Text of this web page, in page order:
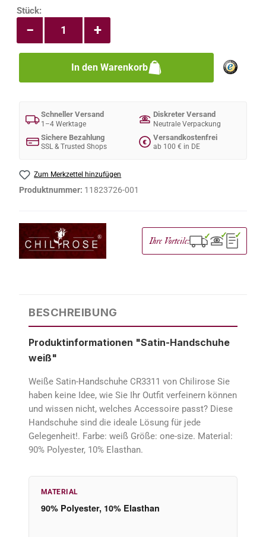
Produkt Anzahl: Gib den gewünschten
Stück:
+
−
In den Warenkorb
Schneller Versand
1–4 Werktage
Diskreter Versand
Neutrale Verpackung
Sichere Bezahlung
SSL & Trusted Shops
€
Versandkostenfrei
ab 100 € in DE
Zum Merkzettel hinzufügen
Produktnummer: 11823726-001
Ihre Vorteile: ✓ ✓ ✓
BESCHREIBUNG
Produktinformationen "Satin-Handschuhe
weiß"
Weiße Satin-Handschuhe CR3311 von Chilirose Sie
haben keine Idee, wie Sie Ihr Outfit verfeinern können
und wissen nicht, welches Accessoire passt? Diese
Handschuhe sind die ideale Lösung für jede
Gelegenheit!. Farbe: weiß Größe: one-size. Material:
90% Polyester, 10% Elasthan.
MATERIAL
90% Polyester, 10% Elasthan